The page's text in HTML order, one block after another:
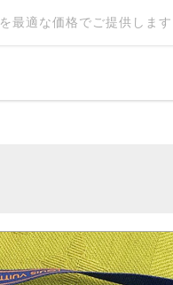
最適な価格でご提供します